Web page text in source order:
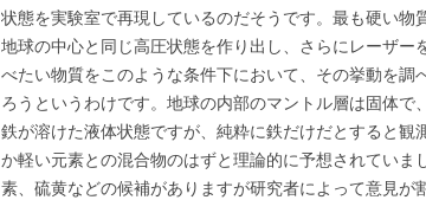
状態を実験室で再現しているのだそうです。最も硬い物
地球の中心と同じ高圧状態を作り出し、さらにレーザー
べたい物質をこのような条件下において、その挙動を調
ろうというわけです。地球の内部のマントル層は固体
鉄が溶けた液体状態ですが、純粋に鉄だけだとすると
か軽い元素との混合物のはずと理論的に予想されてい
素、硫黄などの候補がありますが研究者によって意見